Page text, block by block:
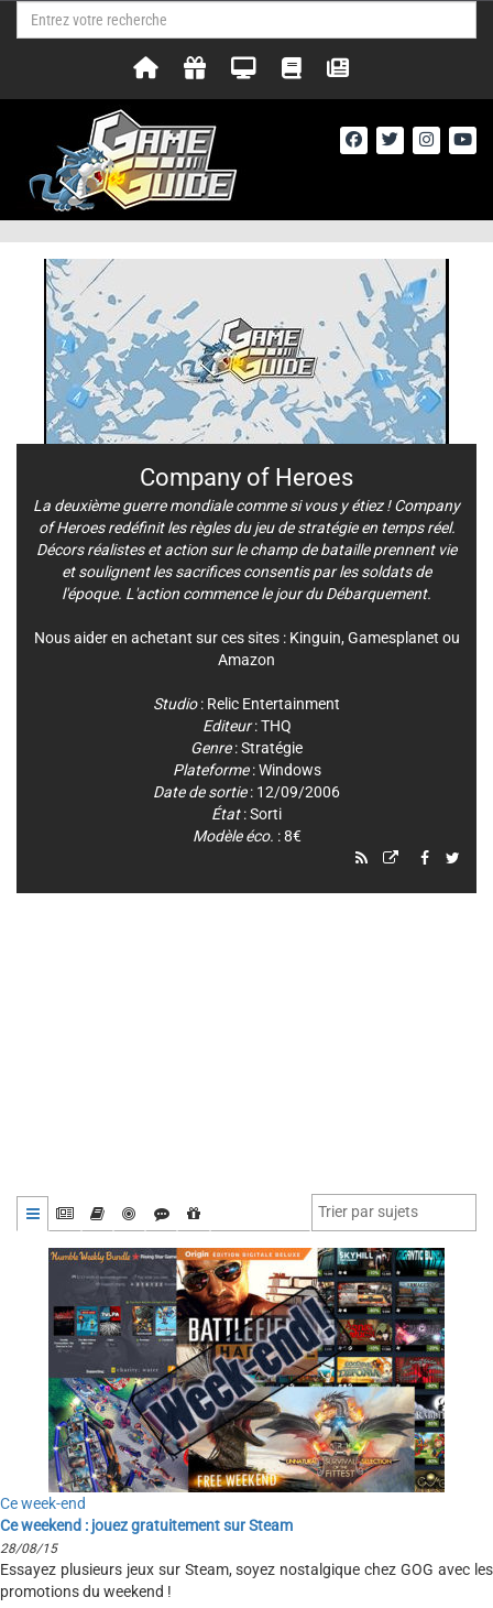
Ce week-end
Ce weekend : jouez gratuitement sur Steam
28/08/15
Essayez plusieurs jeux sur Steam, soyez nostalgique chez GOG avec les
promotions du weekend !
Company of Heroes
La deuxième guerre mondiale comme si vous y étiez ! Company
of Heroes redéfinit les règles du jeu de stratégie en temps réel.
Décors réalistes et action sur le champ de bataille prennent vie
et soulignent les sacrifices consentis par les soldats de
l'époque. L'action commence le jour du Débarquement.
Nous aider en achetant sur ces sites : Kinguin, Gamesplanet ou
Amazon
Studio: Relic Entertainment
Editeur:THQ
Genre:Stratégie
Plateforme:Windows
Date de sortie: 12/09/2006
État: Sorti
Modèle éco. : 8€